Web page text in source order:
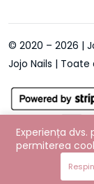
Adaugă
© 2020 – 2026 |
Jojo Nails |
Experiența
permiterea